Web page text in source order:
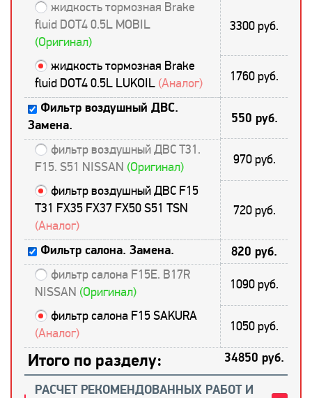
жидкость тормозная Brake
fluid DOT4 0.5L MOBIL
(Оригинал)
3300 руб.
жидкость тормозная Brake
fluid DOT4 0.5L LUKOIL (Аналог) 1760 руб.
Фильтр воздушный ДВС.
Замена.
550 руб.
фильтр воздушный ДВС T31.
F15. S51 NISSAN (Оригинал) 970 руб.
фильтр воздушный ДВС F15
T31 FX35 FX37 FX50 S51 TSN
(Аналог)
720 руб.
Фильтр салона. Замена. 820 руб.
фильтр салона F15E. B17R
NISSAN (Оригинал) 1090 руб.
фильтр салона F15 SAKURA
(Аналог)
1050 руб.
Итого по разделу:
34850 руб.
РАСЧЕТ РЕКОМЕНДОВАННЫХ РАБОТ И